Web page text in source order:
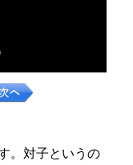
。対子というの